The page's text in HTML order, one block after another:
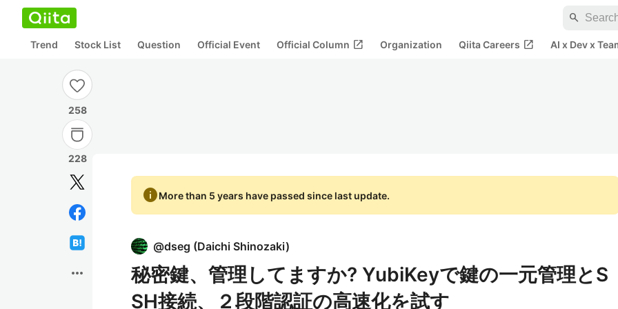
search
Trend Stock List Question Official Event Official Column open_in_new Organization Qiita Careers open_in_new AI x Dev x
258
228
more_horiz
infoMore than 5 years have passed since last update.
@dseg (Daichi Shinozaki)
秘密鍵、管理してますか? YubiKeyで鍵の一元管理とS
SH接続、２段階認証の高速化を試す